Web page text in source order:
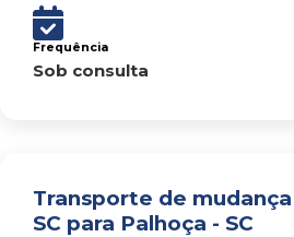
Frequência
Sob consulta
Transporte de mudança
SC para Palhoça - SC